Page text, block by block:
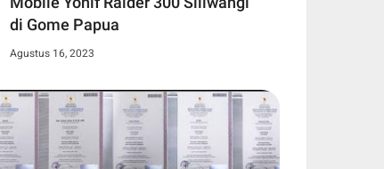
di Gome Papua
Agustus 16, 2023